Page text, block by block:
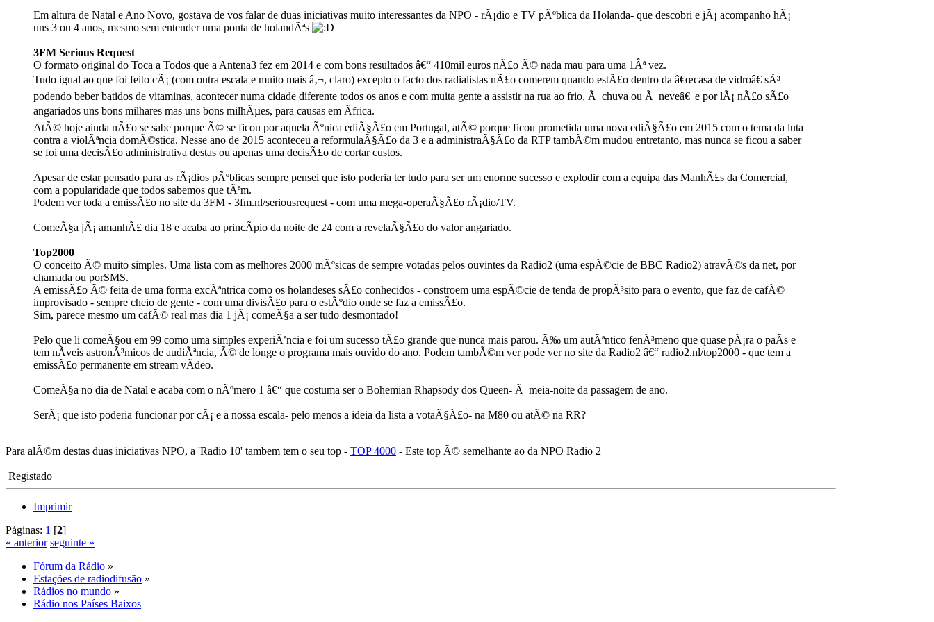
Em altura de Natal e Ano Novo, gostava de vos falar de duas iniciativas muito interessantes da NPO - rÃ¡dio e TV pÃºblica da Holanda- que descobri e jÃ¡ acompanho hÃ¡
uns 3 ou 4 anos, mesmo sem entender uma ponta de holandÃªs
3FM Serious Request
O formato original do Toca a Todos que a Antena3 fez em 2014 e com bons resultados â€“ 410mil euros nÃ£o Ã© nada mau para uma 1Âª vez.
Tudo igual ao que foi feito cÃ¡ (com outra escala e muito mais â‚¬, claro) excepto o facto dos radialistas nÃ£o comerem quando estÃ£o dentro da â€œcasa de vidroâ€ sÃ³
podendo beber batidos de vitaminas, acontecer numa cidade diferente todos os anos e com muita gente a assistir na rua ao frio, Ã chuva ou Ã neveâ€¦ e por lÃ¡ nÃ£o sÃ£o
angariados uns bons milhares mas uns bons milhÃµes, para causas em Ãfrica.
AtÃ© hoje ainda nÃ£o se sabe porque Ã© se ficou por aquela Ãºnica ediÃ§Ã£o em Portugal, atÃ© porque ficou prometida uma nova ediÃ§Ã£o em 2015 com o tema da luta
contra a violÃªncia domÃ©stica. Nesse ano de 2015 aconteceu a reformulaÃ§Ã£o da 3 e a administraÃ§Ã£o da RTP tambÃ©m mudou entretanto, mas nunca se ficou a saber
se foi uma decisÃ£o administrativa destas ou apenas uma decisÃ£o de cortar custos.
Apesar de estar pensado para as rÃ¡dios pÃºblicas sempre pensei que isto poderia ter tudo para ser um enorme sucesso e explodir com a equipa das ManhÃ£s da Comercial,
com a popularidade que todos sabemos que tÃªm.
Podem ver toda a emissÃ£o no site da 3FM - 3fm.nl/seriousrequest - com uma mega-operaÃ§Ã£o rÃ¡dio/TV.
ComeÃ§a jÃ¡ amanhÃ£ dia 18 e acaba ao princÃ­pio da noite de 24 com a revelaÃ§Ã£o do valor angariado.
Top2000
O conceito Ã© muito simples. Uma lista com as melhores 2000 mÃºsicas de sempre votadas pelos ouvintes da Radio2 (uma espÃ©cie de BBC Radio2) atravÃ©s da net, por
chamada ou porSMS.
A emissÃ£o Ã© feita de uma forma excÃªntrica como os holandeses sÃ£o conhecidos - constroem uma espÃ©cie de tenda de propÃ³sito para o evento, que faz de cafÃ©
improvisado - sempre cheio de gente - com uma divisÃ£o para o estÃºdio onde se faz a emissÃ£o.
Sim, parece mesmo um cafÃ© real mas dia 1 jÃ¡ comeÃ§a a ser tudo desmontado!
Pelo que li comeÃ§ou em 99 como uma simples experiÃªncia e foi um sucesso tÃ£o grande que nunca mais parou. Ã‰ um autÃªntico fenÃ³meno que quase pÃ¡ra o paÃ­s e
tem nÃ­veis astronÃ³micos de audiÃªncia, Ã© de longe o programa mais ouvido do ano. Podem tambÃ©m ver pode ver no site da Radio2 â€“ radio2.nl/top2000 - que tem a
emissÃ£o permanente em stream vÃ­deo.
ComeÃ§a no dia de Natal e acaba com o nÃºmero 1 â€“ que costuma ser o Bohemian Rhapsody dos Queen- Ã meia-noite da passagem de ano.
SerÃ¡ que isto poderia funcionar por cÃ¡ e a nossa escala- pelo menos a ideia da lista a votaÃ§Ã£o- na M80 ou atÃ© na RR?
Para alÃ©m destas duas iniciativas NPO, a 'Radio 10' tambem tem o seu top - TOP 4000 - Este top Ã© semelhante ao da NPO Radio 2
Registado
Imprimir
Páginas: 1 [2]
« anterior seguinte »
Fórum da Rádio »
Estações de radiodifusão »
Rádios no mundo »
Rádio nos Países Baixos